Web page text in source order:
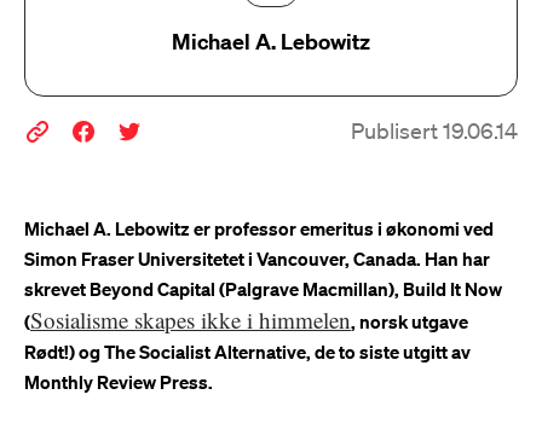
Michael A. Lebowitz
Publisert 19.06.14
Michael A. Lebowitz er professor emeritus i økonomi ved
Simon Fraser Universitetet i Vancouver, Canada. Han har
skrevet Beyond Capital (Palgrave Macmillan), Build It Now
(Sosialisme skapes ikke i himmelen, norsk utgave
Rødt!) og The Socialist Alternative, de to siste utgitt av
Monthly Review Press.